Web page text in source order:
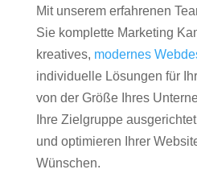
Mit unserem erfahrenen
Sie komplette Marketing
kreatives, modernes
individuelle Lösungen für
von der Größe Ihres
Ihre Zielgruppe
und optimieren Ihrer
Wünschen.